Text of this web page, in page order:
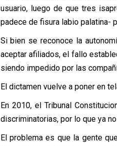
usuario, luego de que tres
padece de fisura labio palatina-
Si bien se reconoce la
aceptar afiliados, el fallo
siendo impedido por las
El dictamen vuelve a poner en
En 2010, el Tribunal
discriminatorias, por lo que ya
El problema es que la gente